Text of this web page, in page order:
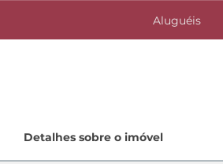
Aluguéis
Investimentos
Detalhes sobre o imóvel